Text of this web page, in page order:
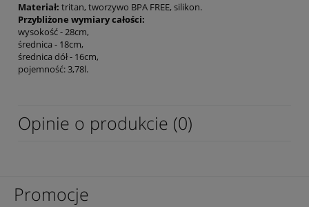
Materiał: tritan, tworzywo BPA FREE, silikon.
Przybliżone wymiary całości:
wysokość - 28cm,
średnica - 18cm,
średnica dół - 16cm,
pojemność: 3,78l.
Opinie o produkcie (0)
Promocje